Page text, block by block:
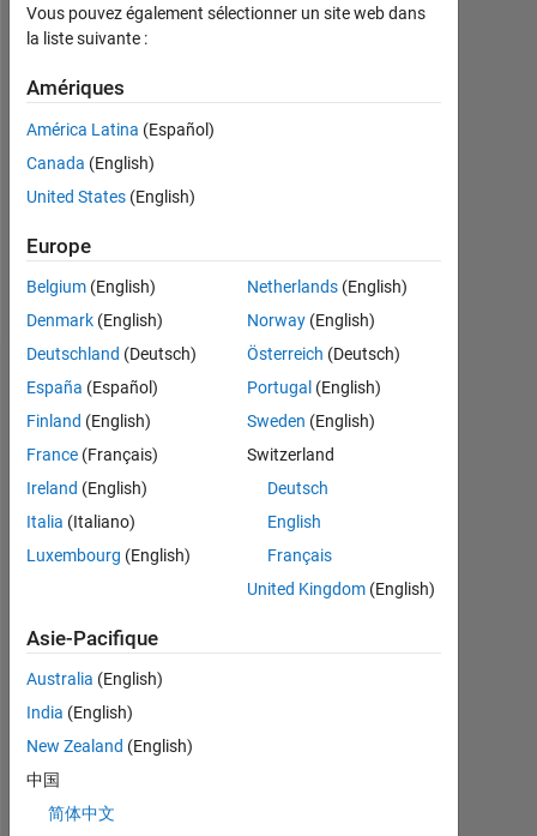
Actif
depuis
0
Following:
Follow
Tableau de bord
MATLAB Answers
CONTRIBUTIONS L
0
1
Vous pouvez également sélectionner un site web dans
la liste suivante :
Amériques
América Latina (Español)
Canada (English)
United States (English)
Europe
Belgium (English)
Denmark (English)
Deutschland (Deutsch)
España (Español)
Finland (English)
France (Français)
Ireland (English)
Italia (Italiano)
Luxembourg (English)
Netherlands(English)
Norway(English)
Österreich (Deutsch)
Portugal (English)
Sweden (English)
Switzerland
Deutsch
English
Français
United Kingdom(English)
Asie-Pacifique
Australia (English)
India (English)
New Zealand (English)
中国
简体中文